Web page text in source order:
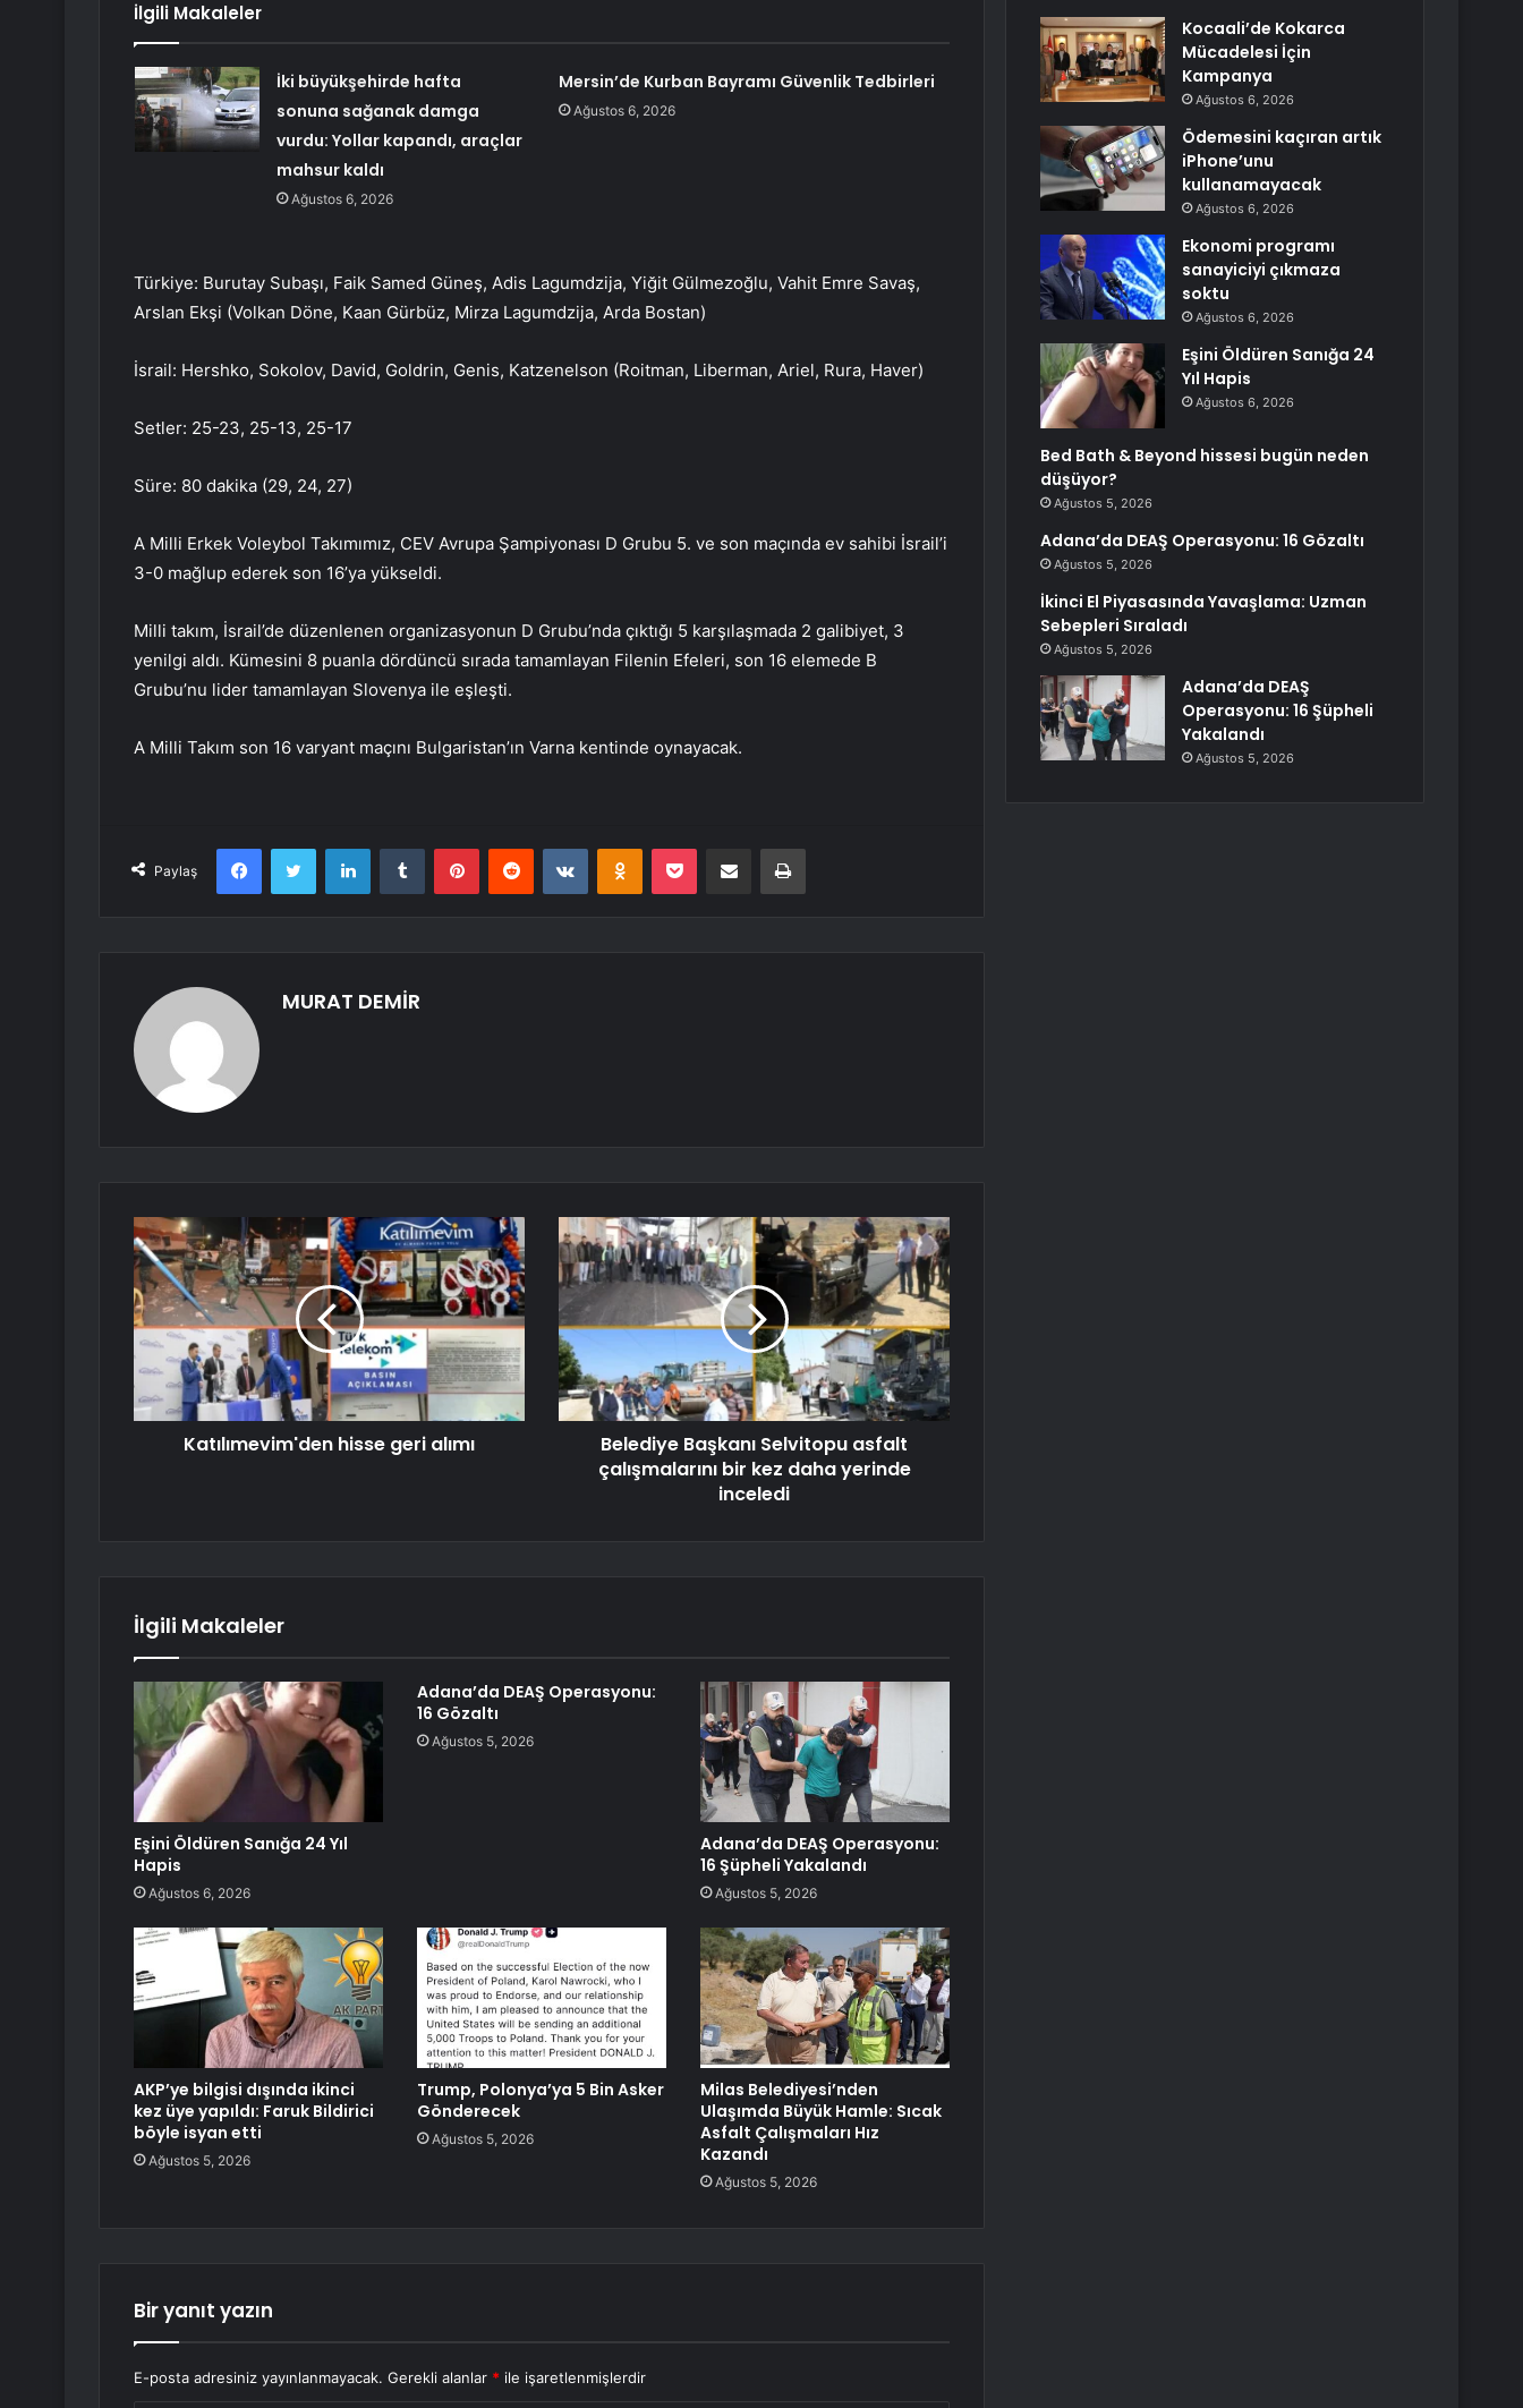
İlgili Makaleler
İki büyükşehirde hafta
sonuna sağanak damga
vurdu: Yollar kapandı, araçlar
mahsur kaldı
Ağustos 6, 2026
Mersin’de Kurban Bayramı Güvenlik Tedbirleri
Ağustos 6, 2026
Türkiye: Burutay Subaşı, Faik Samed Güneş, Adis Lagumdzija, Yiğit Gülmezoğlu, Vahit Emre Savaş,
Arslan Ekşi (Volkan Döne, Kaan Gürbüz, Mirza Lagumdzija, Arda Bostan)
İsrail: Hershko, Sokolov, David, Goldrin, Genis, Katzenelson (Roitman, Liberman, Ariel, Rura, Haver)
Setler: 25-23, 25-13, 25-17
Süre: 80 dakika (29, 24, 27)
A Milli Erkek Voleybol Takımımız, CEV Avrupa Şampiyonası D Grubu 5. ve son maçında ev sahibi İsrail’i
3-0 mağlup ederek son 16’ya yükseldi.
Milli takım, İsrail’de düzenlenen organizasyonun D Grubu’nda çıktığı 5 karşılaşmada 2 galibiyet, 3
yenilgi aldı. Kümesini 8 puanla dördüncü sırada tamamlayan Filenin Efeleri, son 16 elemede B
Grubu’nu lider tamamlayan Slovenya ile eşleşti.
A Milli Takım son 16 varyant maçını Bulgaristan’ın Varna kentinde oynayacak.
Paylaş
FacebookTwitter LinkedInTumblr PinterestReddit VKontakteOdnoklassniki
Pocket E-Posta ile paylaş Yazdır
MURAT DEMİR
Katılımevim'den hisse geri alımı
Belediye Başkanı Selvitopu asfalt
çalışmalarını bir kez daha yerinde
inceledi
İlgili Makaleler
Eşini Öldüren Sanığa 24 Yıl
Hapis
Ağustos 6, 2026
Adana’da DEAŞ Operasyonu:
16 Gözaltı
Ağustos 5, 2026
Adana’da DEAŞ Operasyonu:
16 Şüpheli Yakalandı
Ağustos 5, 2026
AKP’ye bilgisi dışında ikinci
kez üye yapıldı: Faruk Bildirici
böyle isyan etti
Ağustos 5, 2026
Trump, Polonya’ya 5 Bin Asker
Gönderecek
Ağustos 5, 2026
Milas Belediyesi’nden
Ulaşımda Büyük Hamle: Sıcak
Asfalt Çalışmaları Hız
Kazandı
Ağustos 5, 2026
Bir yanıt yazın
E-posta adresiniz yayınlanmayacak. Gerekli alanlar * ile işaretlenmişlerdir
Kocaali’de Kokarca
Mücadelesi İçin
Kampanya
Ağustos 6, 2026
Ödemesini kaçıran artık
iPhone’unu
kullanamayacak
Ağustos 6, 2026
Ekonomi programı
sanayiciyi çıkmaza
soktu
Ağustos 6, 2026
Eşini Öldüren Sanığa 24
Yıl Hapis
Ağustos 6, 2026
Bed Bath & Beyond hissesi bugün neden
düşüyor?
Ağustos 5, 2026
Adana’da DEAŞ Operasyonu: 16 Gözaltı
Ağustos 5, 2026
İkinci El Piyasasında Yavaşlama: Uzman
Sebepleri Sıraladı
Ağustos 5, 2026
Adana’da DEAŞ
Operasyonu: 16 Şüpheli
Yakalandı
Ağustos 5, 2026